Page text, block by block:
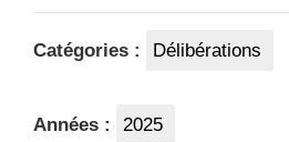
Catégories : Délibérations
Années : 2025